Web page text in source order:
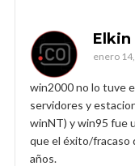
Elkin
enero
win2000 no lo tuve
servidores y
winNT) y win95 fue
que el éxito/fracaso
años.